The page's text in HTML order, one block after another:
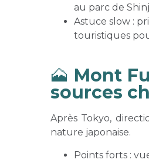
au parc de
Astuce slow :
touristiques
🗻 Mont
sources
Après Tokyo,
nature japonaise.
Points forts :